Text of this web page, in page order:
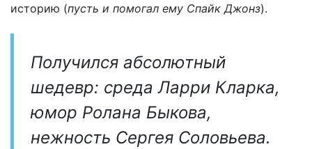
историю (пусть и помогал ему Спайк Джонз).
Получился абсолютный
шедевр: среда Ларри Кларка,
юмор Ролана Быкова,
нежность Сергея Соловьева.